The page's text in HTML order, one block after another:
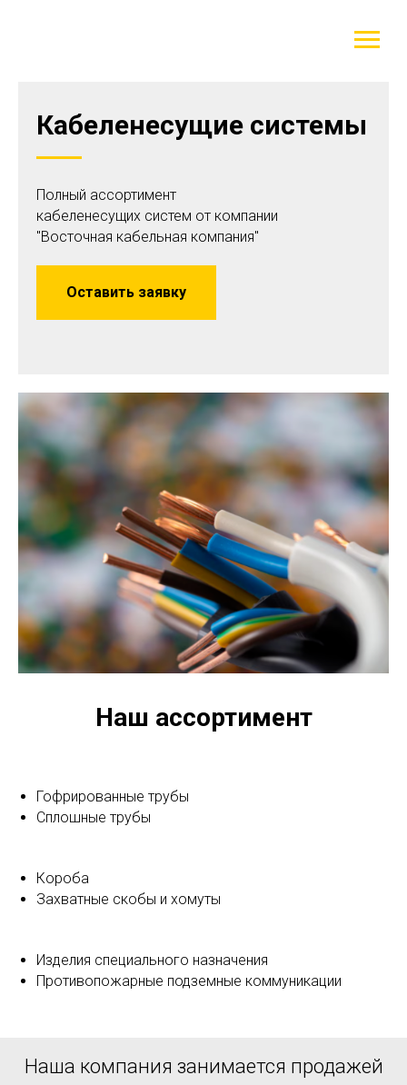
Кабеленесущие системы
Полный ассортимент
кабеленесущих систем от компании
"Восточная кабельная компания"
Оставить заявку
Наш ассортимент
Гофрированные трубы
Сплошные трубы
Короба
Захватные скобы и хомуты
Изделия специального назначения
Противопожарные подземные коммуникации
Наша компания занимается продажей